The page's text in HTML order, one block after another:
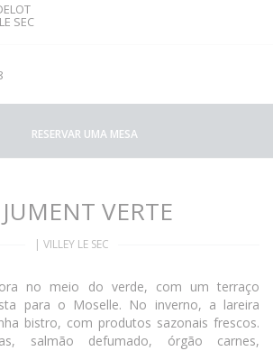
SEC((abre numa nova janela))
RESERVAR UMA MESA
VERTE
| VILLEY LE SEC
no meio do verde, com um terraço
para o Moselle. No inverno, a lareira
bistro, com produtos sazonais frescos.
salmão defumado, órgão carnes,